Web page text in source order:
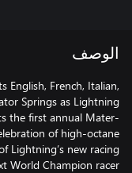
الوصف
English, French, Italian,
Springs as Lightning
the first annual Mater-
of high-octane
Lightning’s new racing
World Champion racer!